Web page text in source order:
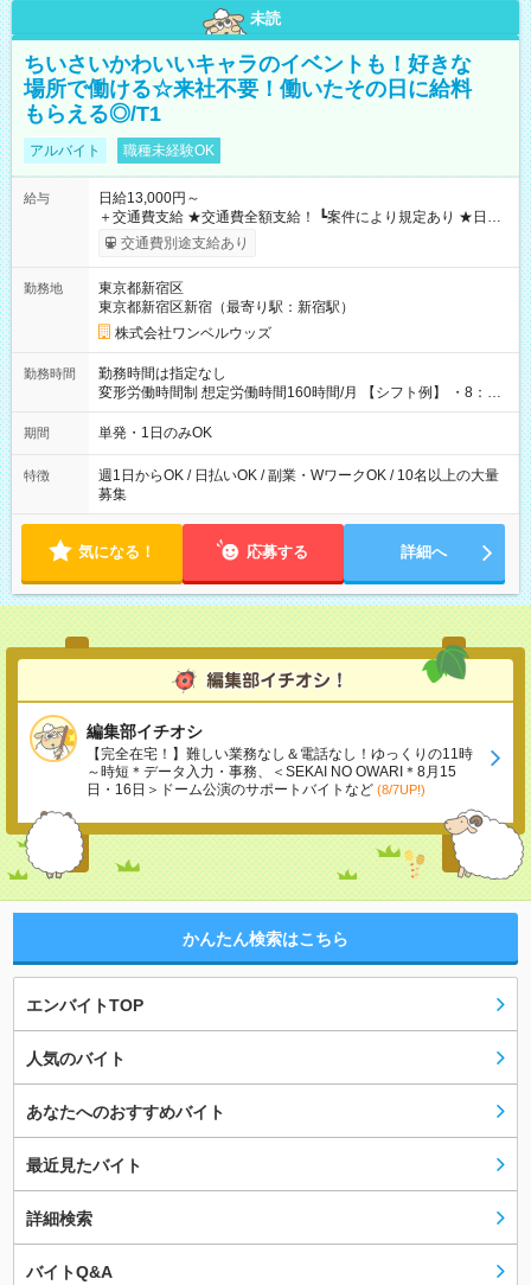
未読
ちいさいかわいいキャラのイベントも！好きな
場所で働ける☆来社不要！働いたその日に給料
もらえる◎/T1
アルバイト 職種未経験OK
給与
日給13,000円～
＋交通費支給 ★交通費全額支給！ ┗案件により規定あり ★日払
いOK！（規定あり） ┗働いたその日に現金GET♪ お仕事後はコ
ンビニATMから 日払い分を引き落とせます！ 【試用期間】試
交通費別途支給あり
勤務地
東京都新宿区
東京都新宿区新宿（最寄り駅：新宿駅）
株式会社ワンベルウッズ
勤務時間
勤務時間は指定なし
変形労働時間制 想定労働時間160時間/月 【シフト例】 ・8：00
～21：00
期間 単発・1日のみOK
特徴
週1日からOK / 日払いOK / 副業・WワークOK / 10名以上の大量
募集
気になる！ 応募する 詳細へ
編集部イチオシ
【完全在宅！】難しい業務なし＆電話なし！ゆっくりの11時
～時短＊データ入力・事務、＜SEKAI NO OWARI＊8月15
日・16日＞ドーム公演のサポートバイトなど (8/7UP!)
かんたん検索はこちら
エンバイトTOP
人気のバイト
あなたへのおすすめバイト
最近見たバイト
詳細検索
バイトQ&A